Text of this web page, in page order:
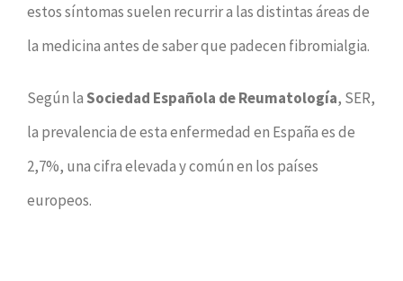
estos síntomas suelen recurrir a las distintas áreas de
la medicina antes de saber que padecen fibromialgia.
Según laSociedad Española de Reumatología, SER,
la prevalencia de esta enfermedad en España es de
2,7%, una cifra elevada y común en los países
europeos.